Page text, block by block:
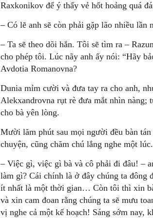
Raxkonikov để ý thấy vẻ hốt hoảng quá
– Có lẽ anh sẽ còn phải gặp lão nhiều lần
– Ta sẽ theo dõi hắn. Tôi sẽ tìm ra –
cho phép tôi. Lúc nãy anh ấy nói: “Hãy
Avdotia Romanovna?
Dunia mỉm cười và đưa tay ra cho anh,
Alekxandrovna rụt rè đưa mắt nhìn nàng;
cho bà yên lòng.
Mười lăm phút sau mọi người đều bàn
chuyện, cũng chăm chú lắng nghe một
– Việc gì, việc gì bà và cô phải đi đâu! –
làm gì? Cái chính là ở đây chúng ta đông
ít nhất là một thời gian… Còn tôi thì xin
và xin cam đoan rằng chúng ta sẽ mưu
vị nghe cả một kế hoạch! Sáng sớm nay,